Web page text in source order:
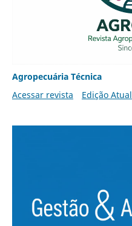
Agropecuária Técnica
Acessar revista
Edição Atual